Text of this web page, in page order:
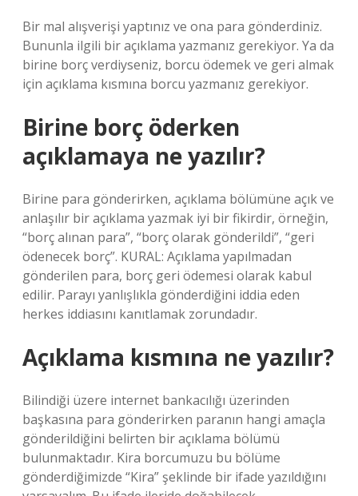
Bir mal alışverişi yaptınız ve ona para gönderdiniz.
Bununla ilgili bir açıklama yazmanız gerekiyor. Ya da
birine borç verdiyseniz, borcu ödemek ve geri almak
için açıklama kısmına borcu yazmanız gerekiyor.
Birine borç öderken
açıklamaya ne yazılır?
Birine para gönderirken, açıklama bölümüne açık ve
anlaşılır bir açıklama yazmak iyi bir fikirdir, örneğin,
“borç alınan para”, “borç olarak gönderildi”, “geri
ödenecek borç”. KURAL: Açıklama yapılmadan
gönderilen para, borç geri ödemesi olarak kabul
edilir. Parayı yanlışlıkla gönderdiğini iddia eden
herkes iddiasını kanıtlamak zorundadır.
Açıklama kısmına ne yazılır?
Bilindiği üzere internet bankacılığı üzerinden
başkasına para gönderirken paranın hangi amaçla
gönderildiğini belirten bir açıklama bölümü
bulunmaktadır. Kira borcumuzu bu bölüme
gönderdiğimizde “Kira” şeklinde bir ifade yazıldığını